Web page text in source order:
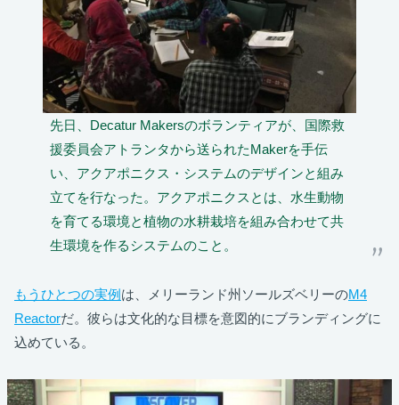
先日、Decatur Makersのボランティアが、国際救
援委員会アトランタから送られたMakerを手伝
い、アクアポニクス・システムのデザインと組み
立てを行なった。アクアポニクスとは、水生動物
を育てる環境と植物の水耕栽培を組み合わせて共
生環境を作るシステムのこと。
もうひとつの実例は、メリーランド州ソールズベリーのM4
Reactorだ。彼らは文化的な目標を意図的にブランディングに
込めている。